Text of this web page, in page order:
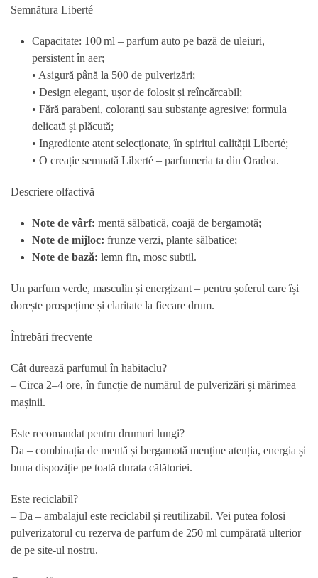
Semnătura Liberté
Capacitate: 100 ml – parfum auto pe bază de uleiuri,
persistent în aer;
• Asigură până la 500 de pulverizări;
• Design elegant, ușor de folosit și reîncărcabil;
• Fără parabeni, coloranți sau substanțe agresive; formula
delicată și plăcută;
• Ingrediente atent selecționate, în spiritul calității Liberté;
• O creație semnată Liberté – parfumeria ta din Oradea.
Descriere olfactivă
Note de vârf: mentă sălbatică, coajă de bergamotă;
Note de mijloc: frunze verzi, plante sălbatice;
Note de bază: lemn fin, mosc subtil.
Un parfum verde, masculin și energizant – pentru șoferul care își
dorește prospețime și claritate la fiecare drum.
Întrebări frecvente
Cât durează parfumul în habitaclu?
– Circa 2–4 ore, în funcție de numărul de pulverizări și mărimea
mașinii.
Este recomandat pentru drumuri lungi?
Da – combinația de mentă și bergamotă menține atenția, energia și
buna dispoziție pe toată durata călătoriei.
Este reciclabil?
– Da – ambalajul este reciclabil și reutilizabil. Vei putea folosi
pulverizatorul cu rezerva de parfum de 250 ml cumpărată ulterior
de pe site-ul nostru.